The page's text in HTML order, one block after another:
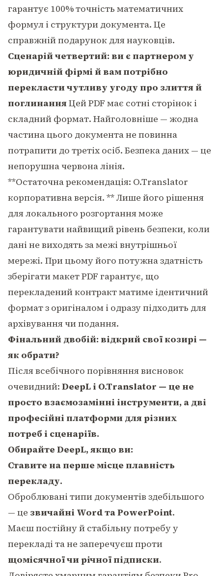
гарантує 100% точність математичних
формул і структури документа. Це
справжній подарунок для науковців.
Сценарій четвертий: ви є партнером у
юридичній фірмі й вам потрібно
перекласти чутливу угоду про злиття й
поглинанняЦей PDF має сотні сторінок і
складний формат. Найголовніше — жодна
частина цього документа не повинна
потрапити до третіх осіб. Безпека даних — це
непорушна червона лінія.
**Остаточна рекомендація: O.Translator
корпоративна версія. ** Лише його рішення
для локального розгортання може
гарантувати найвищий рівень безпеки, коли
дані не виходять за межі внутрішньої
мережі. При цьому його потужна здатність
зберігати макет PDF гарантує, що
перекладений контракт матиме ідентичний
формат з оригіналом і одразу підходить для
архівування чи подання.
Фінальний двобій: відкрий свої козирі —
як обрати?
Після всебічного порівняння висновок
очевидний: DeepL і O.Translator — це не
просто взаємозамінні інструменти, а дві
професійні платформи для різних
потреб і сценаріїв.
Обирайте DeepL, якщо ви:
Ставите на перше місце плавність
перекладу.
Оброблювані типи документів здебільшого
— це звичайні Word та PowerPoint.
Маєш постійну й стабільну потребу у
перекладі та не заперечуєш проти
щомісячної чи річної підписки.